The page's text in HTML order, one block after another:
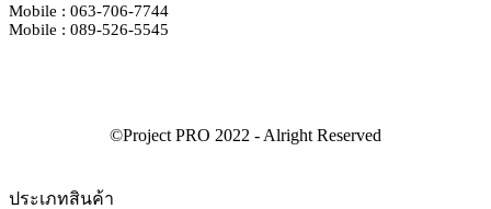
Mobile : 063-706-7744
Mobile : 089-526-5545
ประเภทสินค้า